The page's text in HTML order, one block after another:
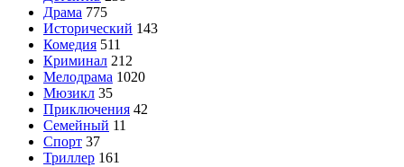
Драма 775
Исторический 143
Комедия 511
Криминал 212
Мелодрама 1020
Мюзикл 35
Приключения 42
Семейный 11
Спорт 37
Триллер 161